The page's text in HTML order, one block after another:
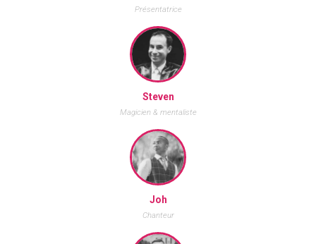
Présentatrice
Steven
Magicien & mentaliste
Joh
Chanteur